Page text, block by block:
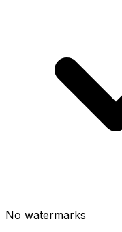
No watermarks